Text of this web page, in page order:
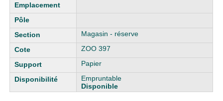
Magasin - réserve
ZOO 397
Papier
Empruntable
Disponible